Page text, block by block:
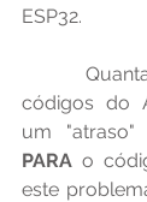
ESP32.
códigos do
PARA o
este